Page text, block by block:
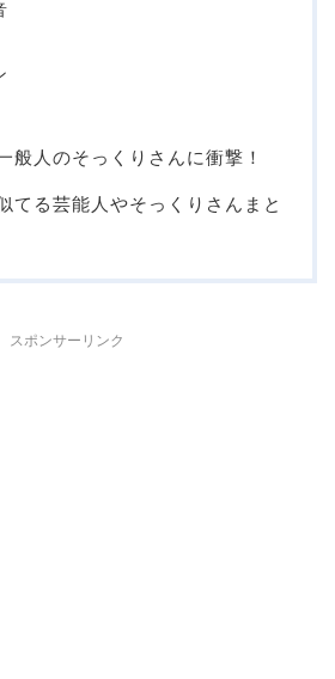
般人のそっくりさんに衝撃！
てる芸能人やそっくりさんまと
スポンサーリンク